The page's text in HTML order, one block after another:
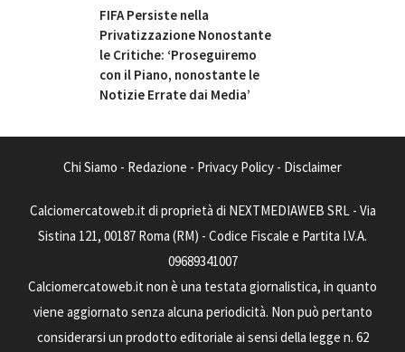
FIFA Persiste nella
Privatizzazione Nonostante
le Critiche: ‘Proseguiremo
con il Piano, nonostante le
Notizie Errate dai Media’
Chi Siamo - Redazione - Privacy Policy - Disclaimer
Calciomercatoweb.it di proprietà di NEXTMEDIAWEB SRL - Via
Sistina 121, 00187 Roma (RM) - Codice Fiscale e Partita I.V.A.
09689341007
Calciomercatoweb.it non è una testata giornalistica, in quanto
viene aggiornato senza alcuna periodicità. Non può pertanto
considerarsi un prodotto editoriale ai sensi della legge n. 62